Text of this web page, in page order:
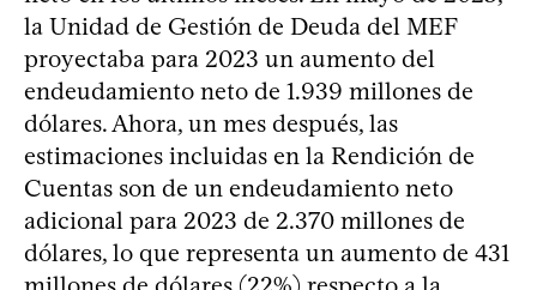
la Unidad de Gestión de Deuda del MEF
proyectaba para 2023 un aumento del
endeudamiento neto de 1.939 millones de
dólares. Ahora, un mes después, las
estimaciones incluidas en la Rendición de
Cuentas son de un endeudamiento neto
adicional para 2023 de 2.370 millones de
dólares, lo que representa un aumento de 431